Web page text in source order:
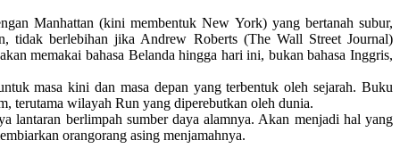
Manhattan (kini membentuk New York) yang bertanah subur,
tidak berlebihan jika Andrew Roberts (The Wall Street Journal)
memakai bahasa Belanda hingga hari ini, bukan bahasa Inggris,
masa kini dan masa depan yang terbentuk oleh sejarah. Buku
terutama wilayah Run yang diperebutkan oleh dunia.
lantaran berlimpah sumber daya alamnya. Akan menjadi hal yang
orangorang asing menjamahnya.